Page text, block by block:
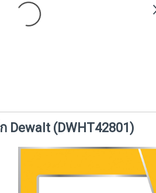
Dewalt (DWHT42801)